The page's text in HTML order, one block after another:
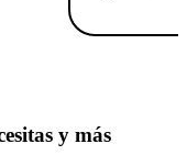
y más